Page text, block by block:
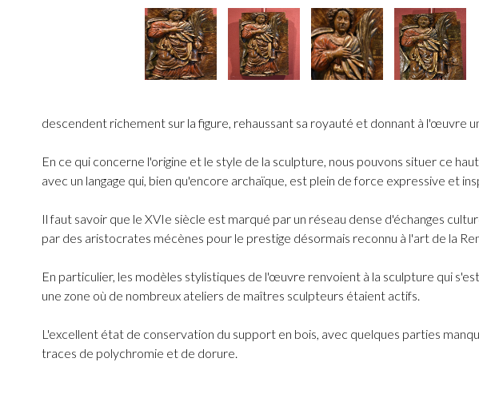
descendent richement sur la figure, rehaussant sa royauté et donnant à l'œuvre
En ce qui concerne l'origine et le style de la sculpture, nous pouvons situer ce
avec un langage qui, bien qu'encore archaïque, est plein de force expressive et
Il faut savoir que le XVIe siècle est marqué par un réseau dense d'échanges
par des aristocrates mécènes pour le prestige désormais reconnu à l'art de la
En particulier, les modèles stylistiques de l'œuvre renvoient à la sculpture qui
une zone où de nombreux ateliers de maîtres sculpteurs étaient actifs.
L'excellent état de conservation du support en bois, avec quelques parties
traces de polychromie et de dorure.